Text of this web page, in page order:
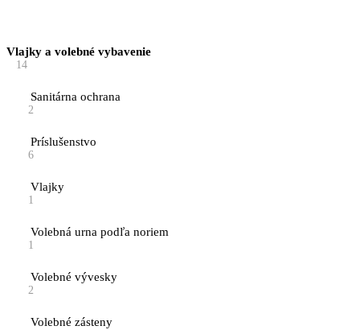
Vlajky a volebné vybavenie
14
Sanitárna ochrana
2
Príslušenstvo
6
Vlajky
1
Volebná urna podľa noriem
1
Volebné vývesky
2
Volebné zásteny